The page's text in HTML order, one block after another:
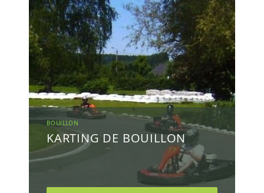
BOUILLON
KARTING DE BOUILLON